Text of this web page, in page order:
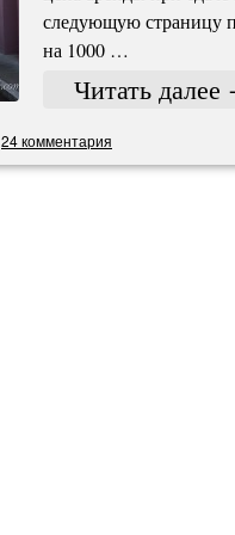
следующую страницу
на 1000 …
Читать далее
24 комментария